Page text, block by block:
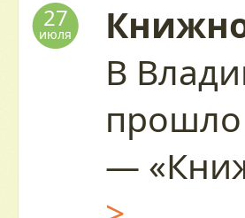
27
июля
В
прошло
—